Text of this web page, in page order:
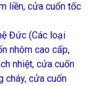
liền, cửa cuốn tốc
Đức (Các loại
nhôm cao cấp,
nhiệt, cửa cuốn
cháy, cửa cuốn